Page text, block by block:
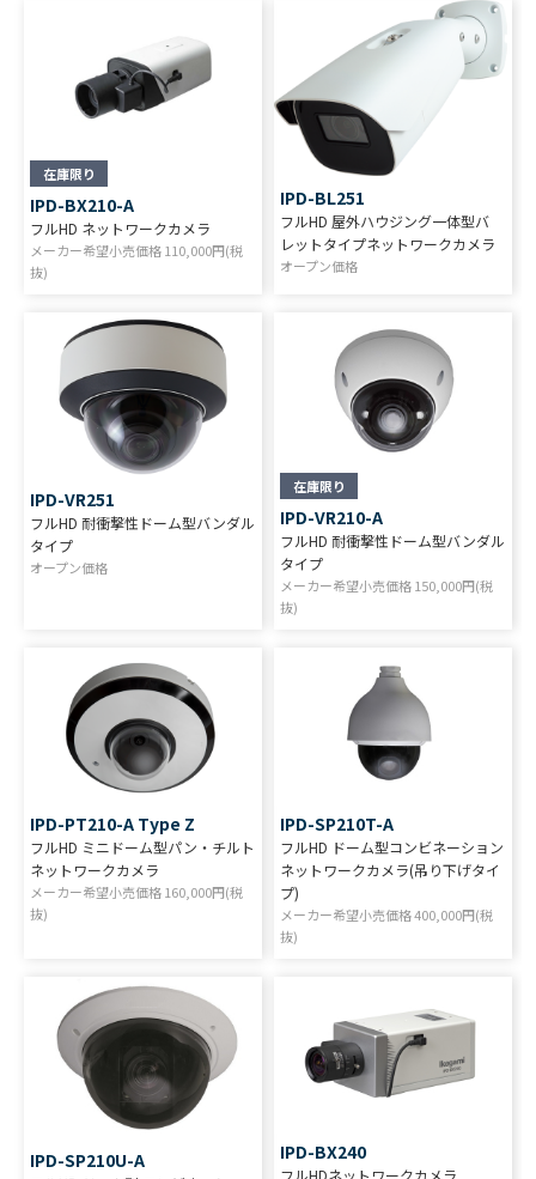
在庫限り
IPD-BX210-A
フルHD ネットワークカメラ
メーカー希望小売価格110,000円(税
抜)
IPD-BL251
フルHD 屋外ハウジング一体型バ
レットタイプネットワークカメラ
オープン価格
IPD-VR251
フルHD 耐衝撃性ドーム型バンダル
タイプ
オープン価格
在庫限り
IPD-VR210-A
フルHD 耐衝撃性ドーム型バンダル
タイプ
メーカー希望小売価格150,000円(税
抜)
IPD-PT210-A Type Z
フルHD ミニドーム型パン・チルト
ネットワークカメラ
メーカー希望小売価格160,000円(税
抜)
IPD-SP210T-A
フルHD ドーム型コンビネーション
ネットワークカメラ(吊り下げタイ
プ)
メーカー希望小売価格400,000円(税
抜)
IPD-SP210U-A IPD-BX240